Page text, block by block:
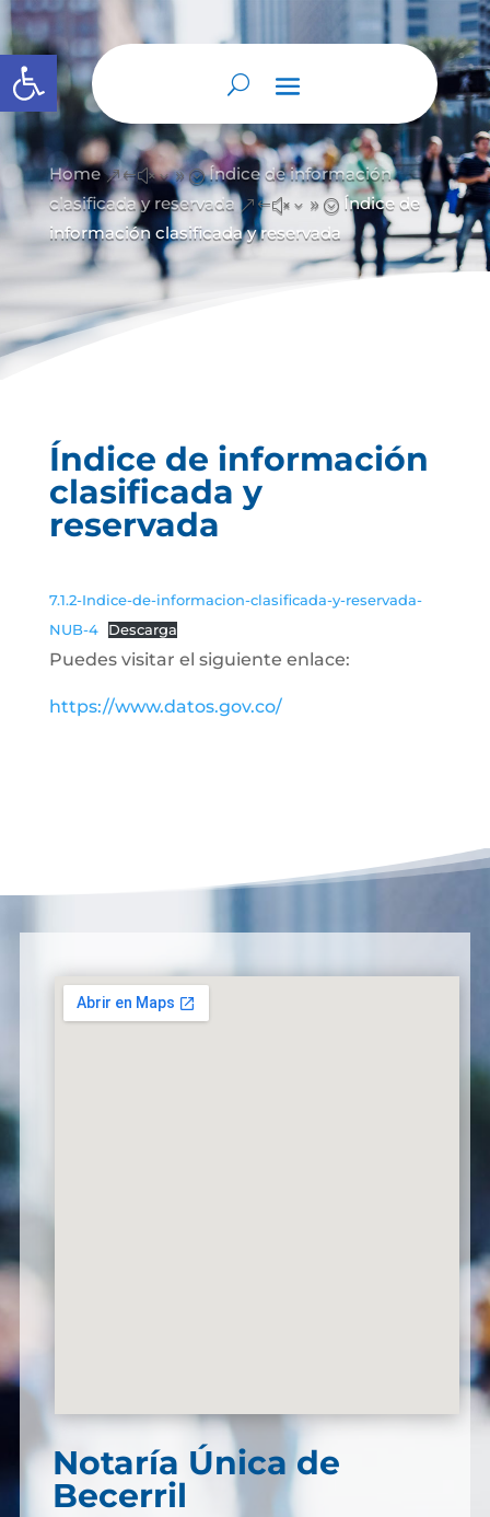
Abrir barra de herramientas
Home &#x39; Índice de información
clasificada y reservada &#x39; Índice de
información clasificada y reservada
Índice de información
clasificada y
reservada
7.1.2-Indice-de-informacion-clasificada-y-reservada-
NUB-4
Descarga
Puedes visitar el siguiente enlace:
https://www.datos.gov.co/
Notaría Única de
Becerril